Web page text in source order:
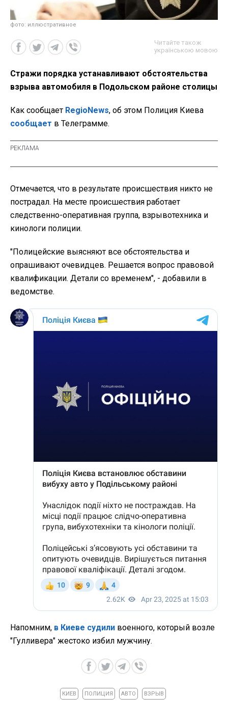
фото: иллюстративное
Читайте також
українською мовою
Стражи порядка устанавливают обстоятельства
взрыва автомобиля в Подольском районе столицы
Как сообщает RegioNews, об этом Полиция Киева
сообщает в Телеграмме.
Отмечается, что в результате происшествия никто не
пострадал. На месте происшествия работает
следственно-оперативная группа, взрывотехника и
кинологи полиции.
"Полицейские выясняют все обстоятельства и
опрашивают очевидцев. Решается вопрос правовой
квалификации. Детали со временем", - добавили в
ведомстве.
Напомним, в Киеве судили военного, который возле
"Гулливера" жестоко избил мужчину.
КИЕВ ПОЛИЦИЯ АВТО ВЗРЫВ